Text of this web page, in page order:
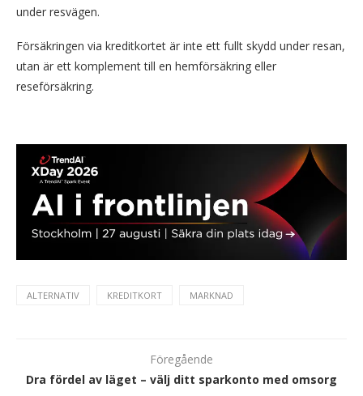
under resvägen.
Försäkringen via kreditkortet är inte ett fullt skydd under resan,
utan är ett komplement till en hemförsäkring eller
reseförsäkring.
ALTERNATIV KREDITKORT MARKNAD
Föregående
Dra fördel av läget – välj ditt sparkonto med omsorg